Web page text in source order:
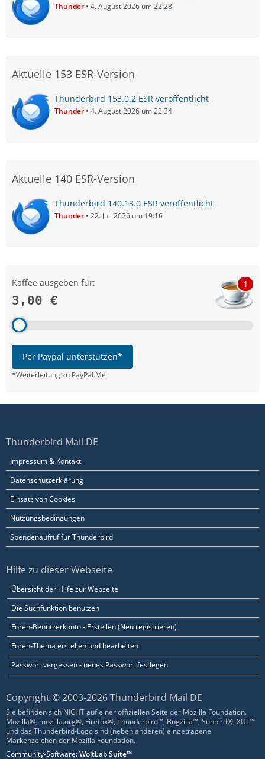
Thunder 4. August 2026 um 22:28
Aktuelle 153 ESR-Version
Thunderbird 153.0.2 ESR veröffentlicht
Thunder 4. August 2026 um 22:34
Aktuelle 140 ESR-Version
Thunderbird 140.13.0 ESR veröffentlicht
Thunder 22. Juli 2026 um 19:16
Kaffee ausgeben für:
3,00 €
1
Per Paypal unterstützen*
*Weiterleitung zu PayPal.Me
Thunderbird Mail DE
Impressum & Kontakt
Datenschutzerklärung
Einsatz von Cookies
Nutzungsbedingungen
Spendenaufruf für Thunderbird
Hilfe zu dieser Webseite
Übersicht der Hilfe zur Webseite
Die Suchfunktion benutzen
Foren-Benutzerkonto - Erstellen (Neu registrieren)
Foren-Thema erstellen und bearbeiten
Passwort vergessen - neues Passwort festlegen
Copyright © 2003-2026 Thunderbird Mail DE
Sie befinden sich NICHT auf einer offiziellen Seite der Mozilla Foundation.
Mozilla®, mozilla.org®, Firefox®, Thunderbird™, Bugzilla™, Sunbird®, XUL™
und das Thunderbird-Logo sind (neben anderen) eingetragene
Markenzeichen der Mozilla Foundation.
Community-Software:WoltLab Suite™